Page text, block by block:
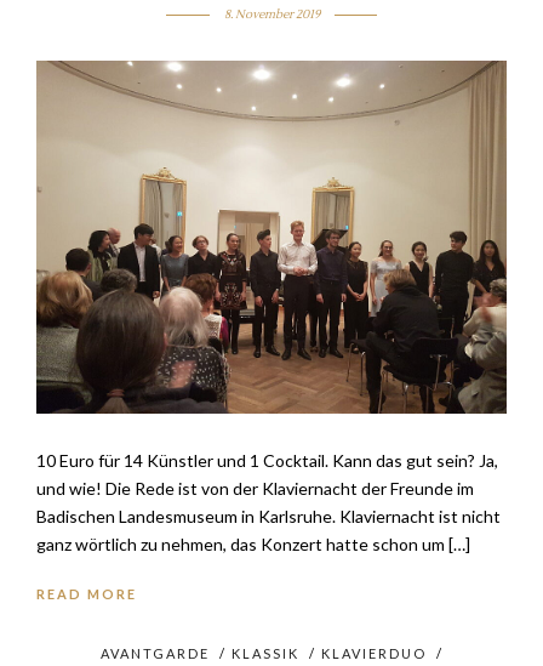
8. November 2019
10 Euro für 14 Künstler und 1 Cocktail. Kann das gut sein? Ja,
und wie! Die Rede ist von der Klaviernacht der Freunde im
Badischen Landesmuseum in Karlsruhe. Klaviernacht ist nicht
ganz wörtlich zu nehmen, das Konzert hatte schon um […]
READ MORE
AVANTGARDE / KLASSIK / KLAVIERDUO
/